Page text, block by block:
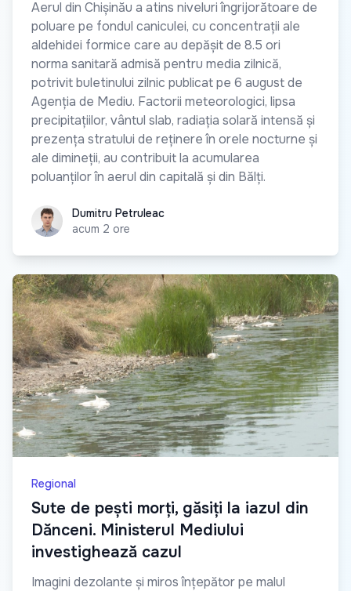
Aerul din Chișinău a atins niveluri îngrijorătoare de
poluare pe fondul caniculei, cu concentrații ale
aldehidei formice care au depășit de 8.5 ori
norma sanitară admisă pentru media zilnică,
potrivit buletinului zilnic publicat pe 6 august de
Agenția de Mediu. Factorii meteorologici, lipsa
precipitațiilor, vântul slab, radiația solară intensă și
prezența stratului de reținere în orele nocturne și
ale dimineții, au contribuit la acumularea
poluanților în aerul din capitală și din Bălți.
Dumitru Petruleac
Dumitru Petruleac
acum 2 ore
Regional
Sute de pești morți, găsiți la iazul din
Dănceni. Ministerul Mediului
investighează cazul
Imagini dezolante și miros înțepător pe malul